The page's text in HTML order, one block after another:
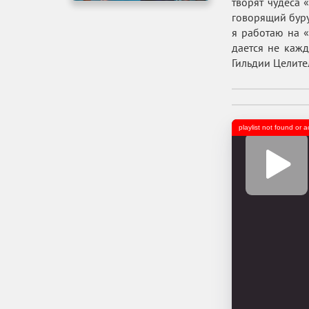
говорящий
я работаю на
дается не
Гильдии
playlist not found or